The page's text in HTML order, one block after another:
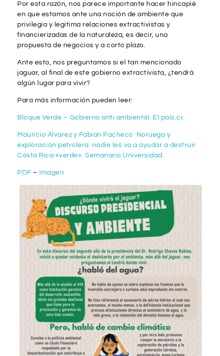
Por esta razón, nos parece importante hacer hincapié
en que estamos ante una noción de ambiente que
privilegia y legitima relaciones extractivistas y
financierizadas de la naturaleza, es decir, una
propuesta de negocios y a corto plazo.
Ante esto, nos preguntamos si el tan mencionado
jaguar, al final de este gobierno extractivista, ¿tendrá
algún lugar para vivir?
Para más información pueden leer:
Bloque Verde – Gobierno anti ambiental. El país.cr.
Mauricio Álvarez y Fabian Pacheco Noruega y
exploración petrolera: nadie les va a ayudar a destruir
Costa Rica «verde». Semanario Universidad.
PDF – Imagen